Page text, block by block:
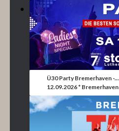
Ü30 Party Bremerhaven -...
12.09.2026 * Bremerhaven